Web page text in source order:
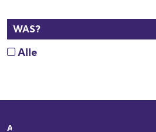
WAS?
Alle
Adresse